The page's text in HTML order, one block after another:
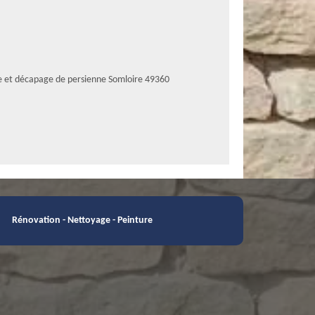
et décapage de persienne Somloire 49360
Rénovation - Nettoyage - Peinture